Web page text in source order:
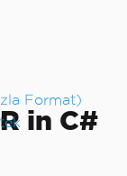
Format)
in C#